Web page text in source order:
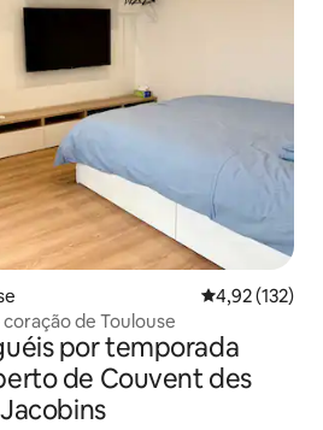
4,92 de uma
4,92 (132)
de Toulouse
por temporada
de Couvent des
Jacobins